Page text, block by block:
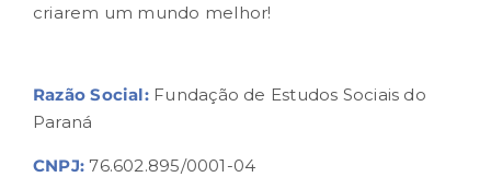
criarem um mundo melhor!
Razão Social:Fundação de Estudos Sociais do
Paraná
CNPJ: 76.602.895/0001-04